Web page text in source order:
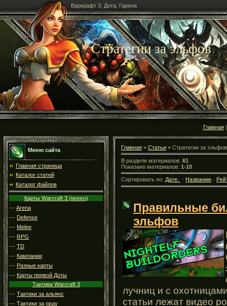
Варкрафт 3, Дота, Гарена
Стратегии за эльфов
Главная
Меню сайта
Главная страница
Каталог статей
Каталог файлов
Карты Warcraft 3 (много)
---Arena
--- Defense
--- Melee
--- RPG
--- TD
--- Кампании
--- Разные карты
--- Карты первой Доты
Тактики Warcraft 3
--- Тактики за альянс
--- Тактики за орду
Главная » Статьи » Стратегии за эльфов
В разделе материалов: 61
Показано материалов: 1-10
Сортировать по: Дате · Названию ·
Правильные
эльфов
лучниц и с
статьи лежат видео